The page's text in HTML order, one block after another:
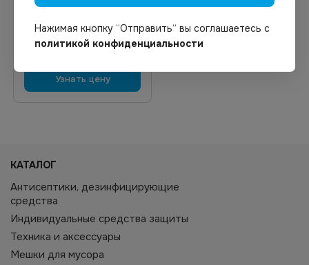
Узнать цену
КАТАЛОГ
Антисептики, дезинфицирующие
средства
Индивидуальные средства защиты
Техника и аксессуары
Мешки для мусора
Нажимая кнопку “Отправить“ вы соглашаетесь с
политикой конфиденциальности